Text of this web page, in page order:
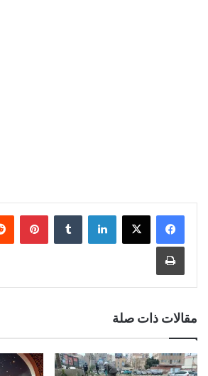
لينكدإن بينتيريست
مقالات ذات صلة